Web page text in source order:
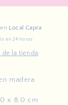
Local Capra
en 24 horas
la tienda
madera.
x 8,0 cm